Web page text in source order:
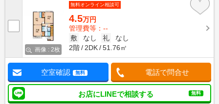
画像 : 2枚
無料オンライン相談可
4.5万円
管理費等：--
敷
なし 礼
なし
2階
2DK 51.76㎡
空室確認 無料 電話で問合せ
お店にLINEで相談する 無料